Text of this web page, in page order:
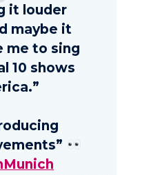
it louder
maybe it
me to sing
10 shows